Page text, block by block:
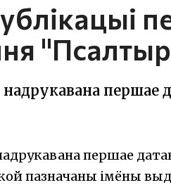
першае
першае
пазначаны імёны